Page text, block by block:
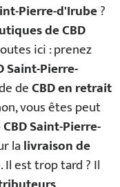
Pierre-d'Irube?
de CBD
ici : prenez
Saint-Pierre-
deCBD en retrait
vous êtes peut
Saint-Pierre-
lalivraison de
. Il est trop tard ? Il